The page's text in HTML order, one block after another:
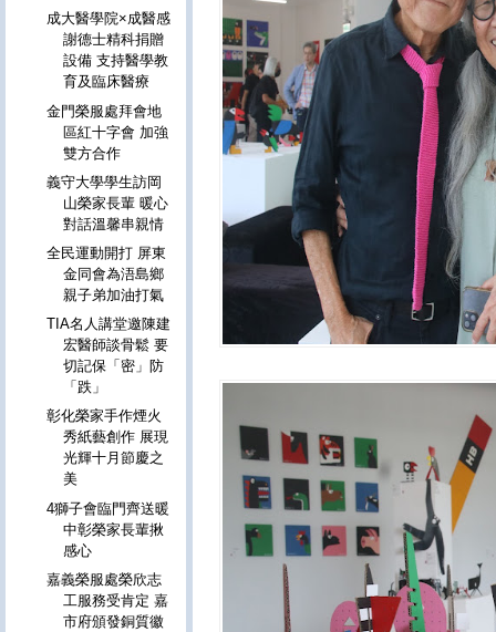
成大醫學院×成醫感
謝德士精科捐贈
設備 支持醫學教
育及臨床醫療
金門榮服處拜會地
區紅十字會 加強
雙方合作
義守大學學生訪岡
山榮家長輩 暖心
對話溫馨串親情
全民運動開打 屏東
金同會為浯島鄉
親子弟加油打氣
TIA名人講堂邀陳建
宏醫師談骨鬆 要
切記保「密」防
「跌」
彰化榮家手作煙火
秀紙藝創作 展現
光輝十月節慶之
美
4獅子會臨門齊送暖
中彰榮家長輩揪
感心
嘉義榮服處榮欣志
工服務受肯定 嘉
市府頒發銅質徽